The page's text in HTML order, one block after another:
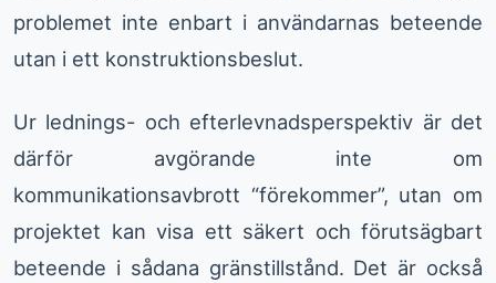
problemet inte enbart i användarnas beteende
utan i ett konstruktionsbeslut.
Ur lednings- och efterlevnadsperspektiv är det
därför avgörande inte om
kommunikationsavbrott “förekommer”, utan om
projektet kan visa ett säkert och förutsägbart
beteende i sådana gränstillstånd. Det är också